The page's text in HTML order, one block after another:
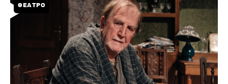
ΘΕΑΤΡΟ